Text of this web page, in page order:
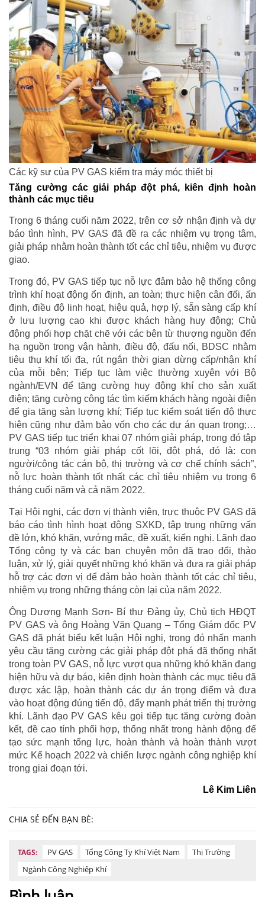
Các kỹ sư của PV GAS kiểm tra máy móc thiết bị
Tăng cường các giải pháp đột phá, kiên định hoàn
thành các mục tiêu
Trong 6 tháng cuối năm 2022, trên cơ sở nhận định và dự
báo tình hình, PV GAS đã đề ra các nhiệm vụ trọng tâm,
giải pháp nhằm hoàn thành tốt các chỉ tiêu, nhiệm vụ được
giao.
Trong đó, PV GAS tiếp tục nỗ lực đảm bảo hệ thống công
trình khí hoạt động ổn định, an toàn; thực hiện cân đối, ấn
định, điều độ linh hoạt, hiệu quả, hợp lý, sẵn sàng cấp khí
ở lưu lượng cao khi được khách hàng huy động; Chủ
động phối hợp chặt chẽ với các bên từ thượng nguồn đến
hạ nguồn trong vận hành, điều độ, đấu nối, BDSC nhằm
tiêu thụ khí tối đa, rút ngắn thời gian dừng cấp/nhận khí
của mỗi bên; Tiếp tục làm việc thường xuyên với Bộ
ngành/EVN để tăng cường huy động khí cho sản xuất
điện; tăng cường công tác tìm kiếm khách hàng ngoài điện
để gia tăng sản lượng khí; Tiếp tục kiểm soát tiến độ thực
hiện cũng như đảm bảo vốn cho các dự án quan trọng;…
PV GAS tiếp tục triển khai 07 nhóm giải pháp, trong đó tập
trung “03 nhóm giải pháp cốt lõi, đột phá, đó là: con
người/công tác cán bộ, thị trường và cơ chế chính sách”,
nỗ lực hoàn thành tốt nhất các chỉ tiêu nhiệm vụ trong 6
tháng cuối năm và cả năm 2022.
Tại Hội nghị, các đơn vị thành viên, trực thuộc PV GAS đã
báo cáo tình hình hoạt động SXKD, tập trung những vấn
đề lớn, khó khăn, vướng mắc, đề xuất, kiến nghị. Lãnh đạo
Tổng công ty và các ban chuyên môn đã trao đổi, thảo
luận, xử lý, giải quyết những khó khăn và đưa ra giải pháp
hỗ trợ các đơn vị để đảm bảo hoàn thành tốt các chỉ tiêu,
nhiệm vụ trong những tháng còn lại của năm 2022.
Ông Dương Mạnh Sơn- Bí thư Đảng ủy, Chủ tịch HĐQT
PV GAS và ông Hoàng Văn Quang – Tổng Giám đốc PV
GAS đã phát biểu kết luận Hội nghị, trong đó nhấn mạnh
yêu cầu tăng cường các giải pháp đột phá đã thống nhất
trong toàn PV GAS, nỗ lực vượt qua những khó khăn đang
hiện hữu và dự báo, kiên định hoàn thành các mục tiêu đã
được xác lập, hoàn thành các dự án trọng điểm và đưa
vào hoạt động đúng tiến độ, đẩy mạnh phát triển thị trường
khí. Lãnh đạo PV GAS kêu gọi tiếp tục tăng cường đoàn
kết, đề cao tính phối hợp, thống nhất trong hành động để
tạo sức mạnh tổng lực, hoàn thành và hoàn thành vượt
mức Kế hoạch 2022 và chiến lược ngành công nghiệp khí
trong giai đoạn tới.
Lê Kim Liên
CHIA SẺ ĐẾN BẠN BÈ:
TAGS: PV GAS Tổng Công Ty Khí Việt Nam
Thị Trường
Ngành Công Nghiệp Khí